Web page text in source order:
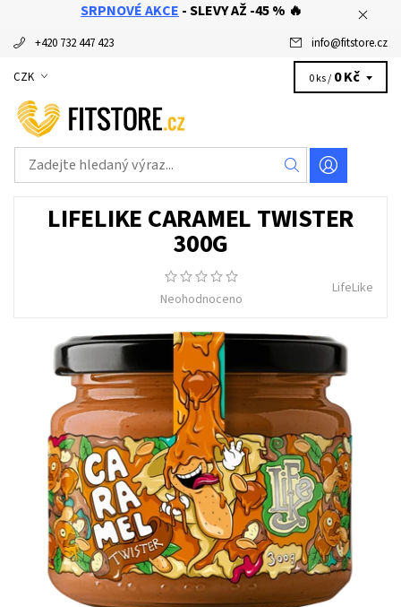
SRPNOVÉ AKCE - SLEVY AŽ -45 % 🔥
+420 732 447 423 info@fitstore.cz
CZK 0 ks / 0 Kč
LIFELIKE CARAMEL TWISTER
300G
Neohodnoceno
LifeLike